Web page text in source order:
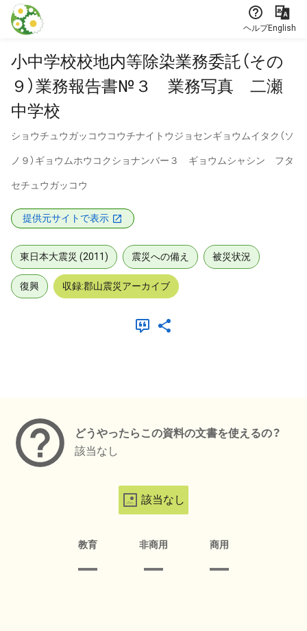
本文に飛ぶ
ヘルプEnglish
小中学校校地内等除染業務委託（その
９）業務報告書№３ 業務写真 二瀬
中学校
ショウチュウガッコウコウチナイトウジョセンギョウムイタク（ソ
ノ９）ギョウムホウコクショナンバー３ ギョウムシャシン フタ
セチュウガッコウ
提供元サイトで表示
東日本大震災 (2011) 震災への備え 被災状況
復興 収録:郡山震災アーカイブ
どうやったらこの資料の文書を使えるの？
該当なし
該当なし
教育 非商用 商用